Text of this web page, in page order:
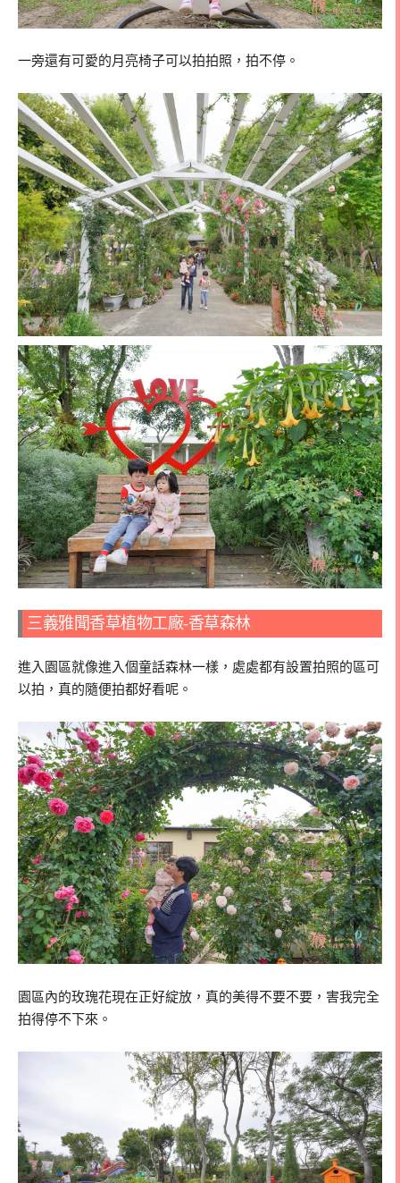
一旁還有可愛的月亮椅子可以拍拍照，拍不停。
三義雅聞香草植物工廠-香草森林
進入園區就像進入個童話森林一樣，處處都有設置拍照的區可
以拍，真的隨便拍都好看呢。
園區內的玫瑰花現在正好綻放，真的美得不要不要，害我完全
拍得停不下來。